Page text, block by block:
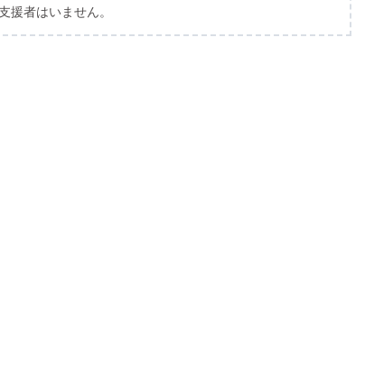
援者はいません。